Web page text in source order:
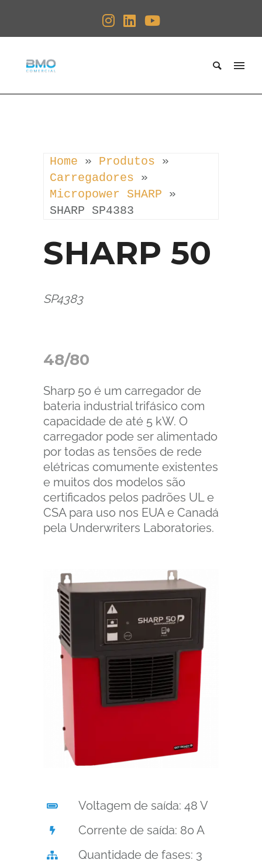
Home » Produtos
Carregadores
Micropower SHARP
SHARP SP4383
SHARP 50
SP4383
48/80
Sharp 50 é um carregador de
bateria industrial trifásico com
capacidade de até 5 kW. O
carregador pode ser alimentado
por todas as tensões de rede
elétricas comumente existentes
e muitos dos modelos são
certificados pelos padrões UL e
CSA para uso nos EUA e Canadá
pela Underwriters Laboratories.
Voltagem de saída: 48 V
Corrente de saída: 80 A
Quantidade de fases: 3